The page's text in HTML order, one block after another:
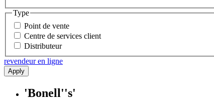
Type
Point de vente
Centre de services client
Distributeur
revendeur en ligne
Apply
'Bonell''s'